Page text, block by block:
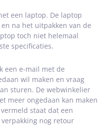
een laptop. De laptop
na het uitpakken van de
toch niet helemaal
specificaties.
een e-mail met de
wil maken en vraag
sturen. De webwinkelier
meer ongedaan kan maken
staat dat een
nog retour